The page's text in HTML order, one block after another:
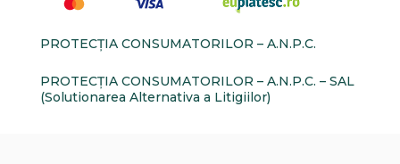
PROTECŢIA CONSUMATORILOR – A.N.P.C.
PROTECŢIA CONSUMATORILOR – A.N.P.C. – SAL
(Solutionarea Alternativa a Litigiilor)